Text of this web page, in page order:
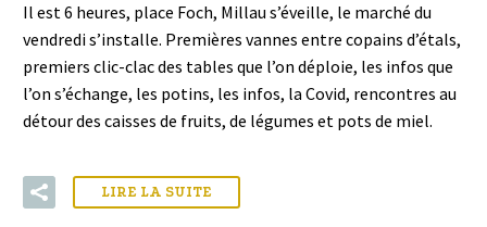
Il est 6 heures, place Foch, Millau s’éveille, le marché du
vendredi s’installe. Premières vannes entre copains d’étals,
premiers clic-clac des tables que l’on déploie, les infos que
l’on s’échange, les potins, les infos, la Covid, rencontres au
détour des caisses de fruits, de légumes et pots de miel.
LIRE LA SUITE